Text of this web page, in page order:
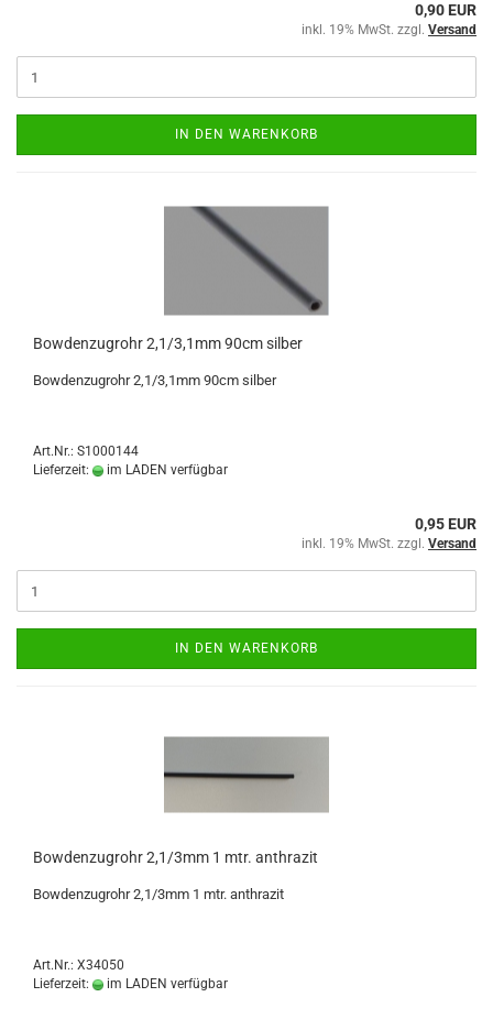
0,90 EUR
inkl. 19% MwSt. zzgl. Versand
IN DEN WARENKORB
Bowdenzugrohr 2,1/3,1mm 90cm silber
Bowdenzugrohr 2,1/3,1mm 90cm silber
Art.Nr.: S1000144
Lieferzeit:
im LADEN verfügbar
0,95 EUR
inkl. 19% MwSt. zzgl. Versand
IN DEN WARENKORB
Bowdenzugrohr 2,1/3mm 1 mtr. anthrazit
Bowdenzugrohr 2,1/3mm 1 mtr. anthrazit
Art.Nr.: X34050
Lieferzeit:
im LADEN verfügbar